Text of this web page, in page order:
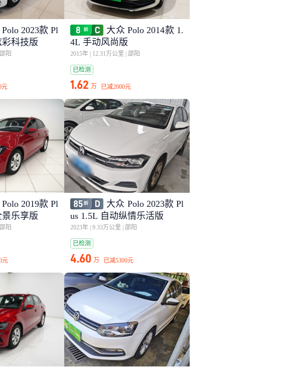
2023款 Pl
彩科技版
邵阳
元
大众 Polo 2014款 1.
4L 手动风尚版
2015年 12.31万公里 邵阳
已检测
1.62 万 已减2000元
2019款 Pl
景乐享版
邵阳
元
大众 Polo 2023款 Pl
us 1.5L 自动纵情乐活版
2023年 9.33万公里 邵阳
已检测
4.60 万 已减5300元